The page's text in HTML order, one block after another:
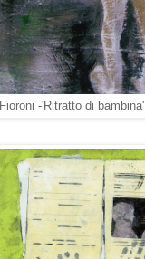
Fioroni -'Ritratto di bambina'